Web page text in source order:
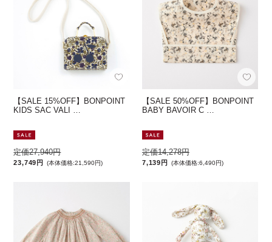
【SALE 15%OFF】BONPOINT
KIDS SAC VALI …
定価27,940円
23,749円 (本体価格:21,590円)
【SALE 50%OFF】BONPOINT
BABY BAVOIR C …
定価14,278円
7,139円 (本体価格:6,490円)